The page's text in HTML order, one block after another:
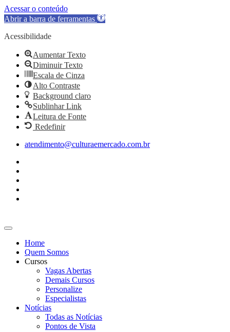
Acessar o conteúdo
Abrir a barra de ferramentas
Acessibilidade
Aumentar Texto
Diminuir Texto
Escala de Cinza
Alto Contraste
Background claro
Sublinhar Link
Leitura de Fonte
Redefinir
conteúdo
atendimento@culturaemercado.com.br
Home
Quem Somos
Cursos
Vagas Abertas
Demais Cursos
Personalize
Especialistas
Notícias
Todas as Notícias
Pontos de Vista